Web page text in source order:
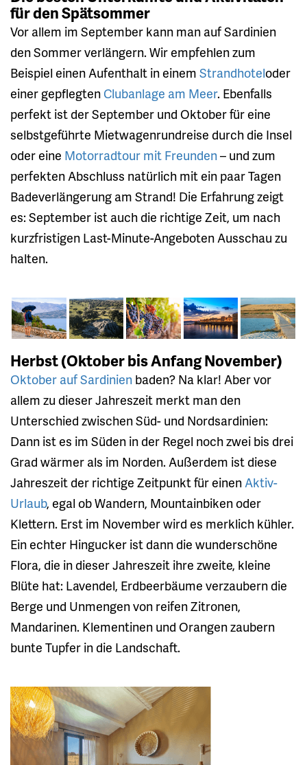
für den Spätsommer
Vor allem im September kann man auf Sardinien
den Sommer verlängern. Wir empfehlen zum
Beispiel einen Aufenthalt in einem Strandhoteloder
einer gepflegten Clubanlage am Meer. Ebenfalls
perfekt ist der September und Oktober für eine
selbstgeführte Mietwagenrundreise durch die Insel
oder eine Motorradtour mit Freunden– und zum
perfekten Abschluss natürlich mit ein paar Tagen
Badeverlängerung am Strand! Die Erfahrung zeigt
es: September ist auch die richtige Zeit, um nach
kurzfristigen Last-Minute-Angeboten Ausschau zu
halten.
Herbst (Oktober bis Anfang November)
Oktober auf Sardinien baden? Na klar! Aber vor
allem zu dieser Jahreszeit merkt man den
Unterschied zwischen Süd- und Nordsardinien:
Dann ist es im Süden in der Regel noch zwei bis drei
Grad wärmer als im Norden. Außerdem ist diese
Jahreszeit der richtige Zeitpunkt für einenAktiv-
Urlaub, egal ob Wandern, Mountainbiken oder
Klettern. Erst im November wird es merklich kühler.
Ein echter Hingucker ist dann die wunderschöne
Flora, die in dieser Jahreszeit ihre zweite, kleine
Blüte hat: Lavendel, Erdbeerbäume verzaubern die
Berge und Unmengen von reifen Zitronen,
Mandarinen. Klementinen und Orangen zaubern
bunte Tupfer in die Landschaft.